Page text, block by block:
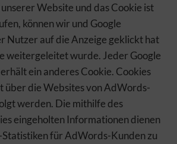
Website und das Cookie ist
können wir und Google
Nutzer auf die Anzeige geklickt hat
weitergeleitet wurde. Jeder Google
ein anderes Cookie. Cookies
über die Websites von AdWords-
werden. Die mithilfe des
eingeholten Informationen dienen
für AdWords-Kunden zu